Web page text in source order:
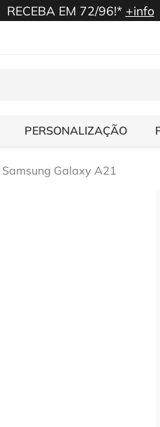
RECEBA EM 72/96!* +info
PERSONALIZAÇÃO
Galaxy A21